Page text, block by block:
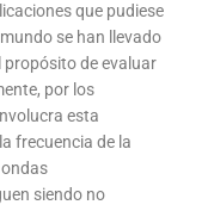
que pudiese
se han llevado
propósito de evaluar
por los
esta
frecuencia de la
ondas
siendo no